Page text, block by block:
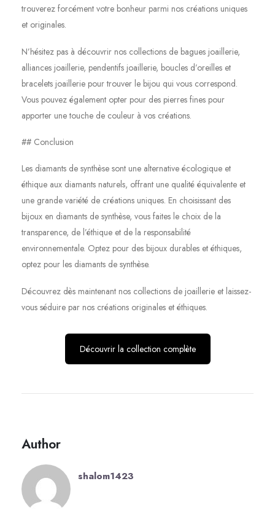
trouverez forcément votre bonheur parmi nos créations uniques
et originales.
N’hésitez pas à découvrir nos collections de bagues joaillerie,
alliances joaillerie, pendentifs joaillerie, boucles d’oreilles et
bracelets joaillerie pour trouver le bijou qui vous correspond.
Vous pouvez également opter pour des pierres fines pour
apporter une touche de couleur à vos créations.
## Conclusion
Les diamants de synthèse sont une alternative écologique et
éthique aux diamants naturels, offrant une qualité équivalente et
une grande variété de créations uniques. En choisissant des
bijoux en diamants de synthèse, vous faites le choix de la
transparence, de l’éthique et de la responsabilité
environnementale. Optez pour des bijoux durables et éthiques,
optez pour les diamants de synthèse.
Découvrez dès maintenant nos collections de joaillerie et laissez-
vous séduire par nos créations originales et éthiques.
Découvrir la collection complète
Author
shalom1423